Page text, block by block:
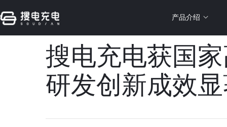
产品介绍
主页>新闻资讯>
搜电充电获国
研发创新成效